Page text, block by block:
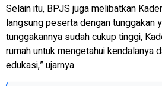
Selain itu, BPJS juga melibatkan
langsung peserta dengan tunggakan
tunggakannya sudah cukup tinggi,
rumah untuk mengetahui kendalanya
edukasi,” ujarnya.